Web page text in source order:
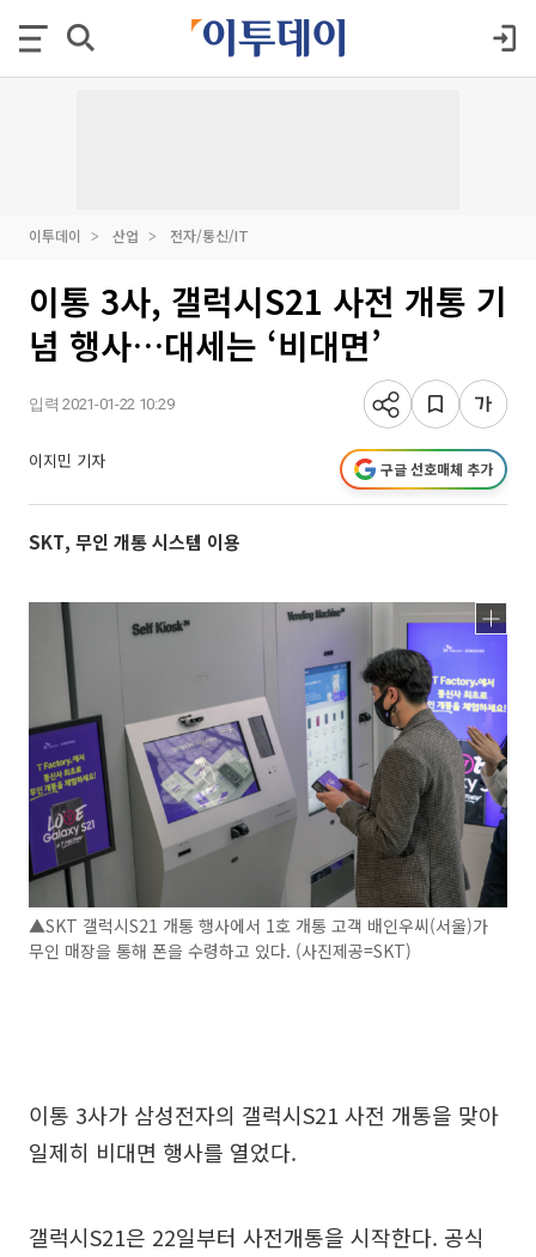
이투데이 산업 전자/통신/IT
이통 3사, 갤럭시S21 사전 개통 기
념 행사…대세는 ‘비대면’
입력 2021-01-22 10:29
이지민 기자 구글 선호매체 추가
SKT, 무인 개통 시스템 이용
▲SKT 갤럭시S21 개통 행사에서 1호 개통 고객 배인우씨(서울)가
무인 매장을 통해 폰을 수령하고 있다. (사진제공=SKT)
이통 3사가 삼성전자의 갤럭시S21 사전 개통을 맞아
일제히 비대면 행사를 열었다.
갤럭시S21은 22일부터 사전개통을 시작한다. 공식